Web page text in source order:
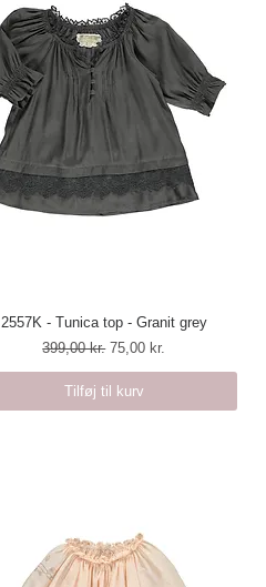
Hurtigvisning
2557K - Tunica top - Granit grey
Regulær pris
399,00 kr. Salgspris
75,00 kr.
Tilføj til kurv